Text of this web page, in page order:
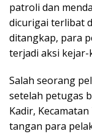
patroli dan
dicurigai terlibat
ditangkap, para
terjadi aksi kejar-
Salah seorang
setelah petugas
Kadir,
tangan para